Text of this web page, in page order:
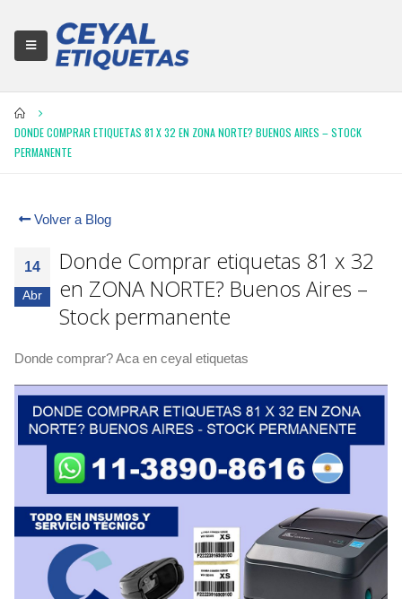
DONDE COMPRAR ETIQUETAS 81 X 32 EN ZONA NORTE? BUENOS AIRES – STOCK
PERMANENTE
Volver a Blog
14
Abr
Donde Comprar etiquetas 81 x 32
en ZONA NORTE? Buenos Aires –
Stock permanente
Donde comprar? Aca en ceyal etiquetas